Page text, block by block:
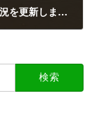
[草津中学校体育施設開放]現在の登録希望状況を更新しました